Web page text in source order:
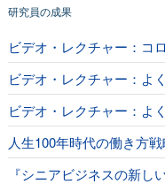
研究員の成果
ビデオ・レクチャー：コ
ビデオ・レクチャー：よ
ビデオ・レクチャー：よ
人生100年時代の働き方
『シニアビジネスの新し